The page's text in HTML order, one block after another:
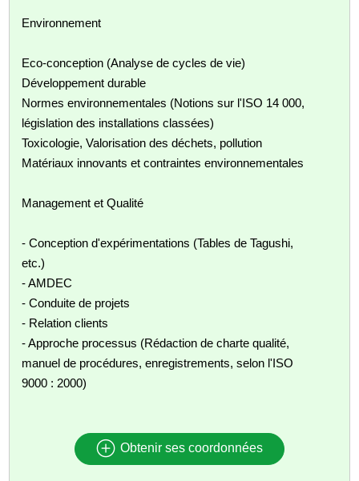
Environnement
Eco-conception (Analyse de cycles de vie)
Développement durable
Normes environnementales (Notions sur l'ISO 14 000,
législation des installations classées)
Toxicologie, Valorisation des déchets, pollution
Matériaux innovants et contraintes environnementales
Management et Qualité
- Conception d'expérimentations (Tables de Tagushi,
etc.)
- AMDEC
- Conduite de projets
- Relation clients
- Approche processus (Rédaction de charte qualité,
manuel de procédures, enregistrements, selon l'ISO
9000 : 2000)
Obtenir ses coordonnées